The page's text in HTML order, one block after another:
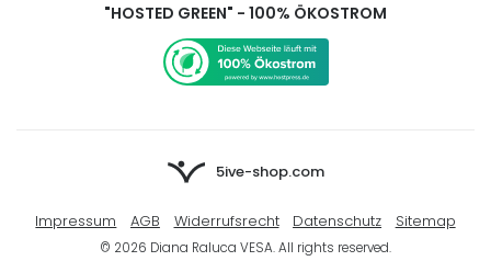
"HOSTED GREEN" - 100% ÖKOSTROM
5ive-shop.com
Impressum AGB Widerrufsrecht Datenschutz Sitemap
© 2026 Diana Raluca VESA. All rights reserved.